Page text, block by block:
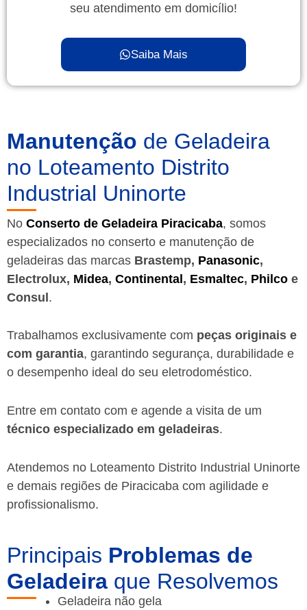
seu atendimento em domicílio!
Saiba Mais
Manutenção de Geladeira
no Loteamento Distrito
Industrial Uninorte
No Conserto de Geladeira Piracicaba, somos
especializados no conserto e manutenção de
geladeiras das marcas Brastemp, Panasonic,
Electrolux, Midea, Continental, Esmaltec, Philco e
Consul.
Trabalhamos exclusivamente com peças originais e
com garantia, garantindo segurança, durabilidade e
o desempenho ideal do seu eletrodoméstico.
Entre em contato com e agende a visita de um
técnico especializado em geladeiras.
Atendemos no Loteamento Distrito Industrial Uninorte
e demais regiões de Piracicaba com agilidade e
profissionalismo.
Principais Problemas de
Geladeira que Resolvemos
Geladeira não gela